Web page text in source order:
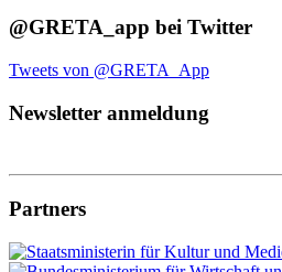
@GRETA_app bei Twitter
Tweets von @GRETA_App
Newsletter anmeldung
Partners